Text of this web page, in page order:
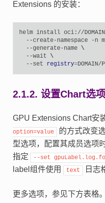
Extensions 的安装：
helm install oci://
--create-namespace
-n
--generate-name \
--wait \
--set
registry=
2.1.2. 设置Chart选项
GPU Extensions Chart安
option=value
的方式改变
型选项，配置其成员选项
指定
--set
label组件使用
text 日志
更多选项，参见下方表格。